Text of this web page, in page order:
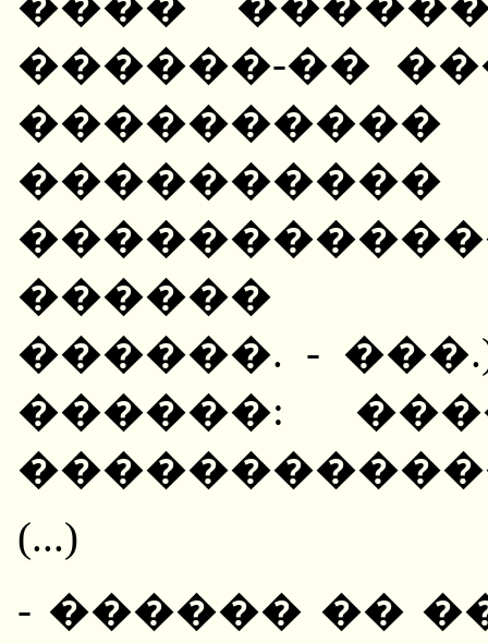
������-��
������
������. -
������:
(...)
- ������ ��